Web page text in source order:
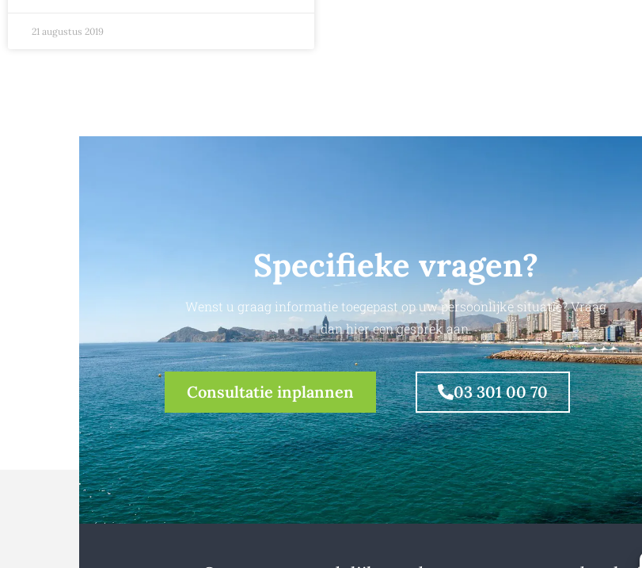
21 augustus 2019
Specifieke vragen?
Wenst u graag informatie toegepast op uw persoonlijke situatie? Vraag
dan hier een gesprek aan.
Consultatie inplannen 03 301 00 70